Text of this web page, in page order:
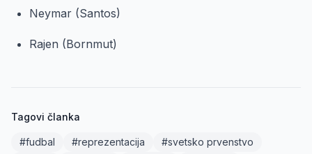
Neymar (Santos)
Rajen (Bornmut)
Tagovi članka
#fudbal #reprezentacija
#svetsko prvenstvo